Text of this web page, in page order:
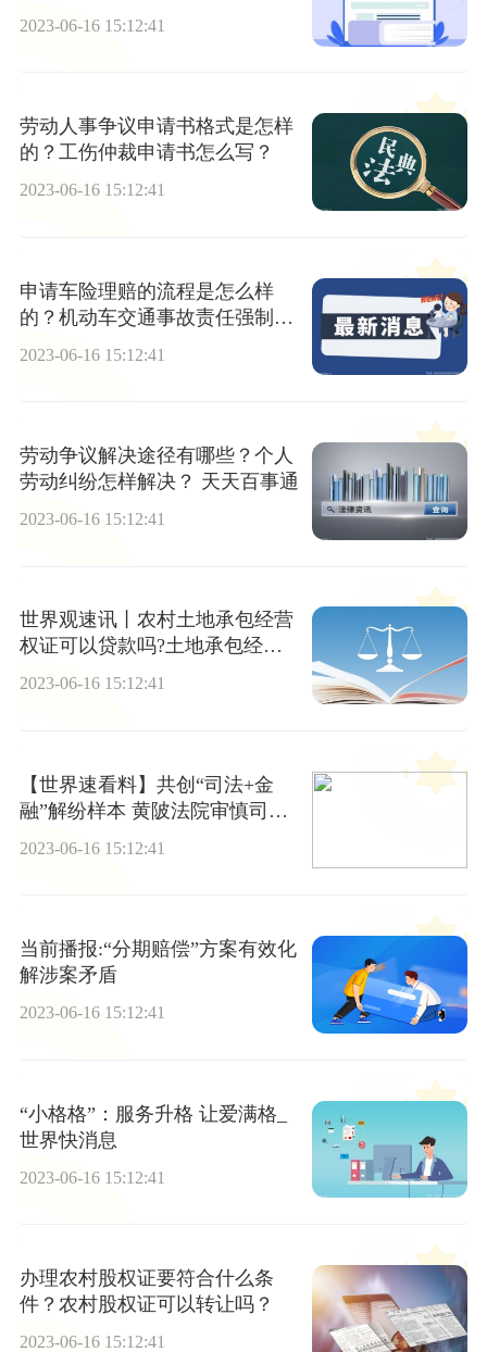
2023-06-16 15:12:41
劳动人事争议申请书格式是怎样
的？工伤仲裁申请书怎么写？
2023-06-16 15:12:41
申请车险理赔的流程是怎么样
的？机动车交通事故责任强制保
2023-06-16 15:12:41
劳动争议解决途径有哪些？个人
劳动纠纷怎样解决？ 天天百事通
2023-06-16 15:12:41
世界观速讯丨农村土地承包经营
权证可以贷款吗?土地承包经营
权如何抵押贷款？
2023-06-16 15:12:41
【世界速看料】共创“司法+金
融”解纷样本 黄陂法院审慎司法
2023-06-16 15:12:41
当前播报:“分期赔偿”方案有效化
解涉案矛盾
2023-06-16 15:12:41
“小格格”：服务升格 让爱满格_
世界快消息
2023-06-16 15:12:41
办理农村股权证要符合什么条
件？农村股权证可以转让吗？
2023-06-16 15:12:41